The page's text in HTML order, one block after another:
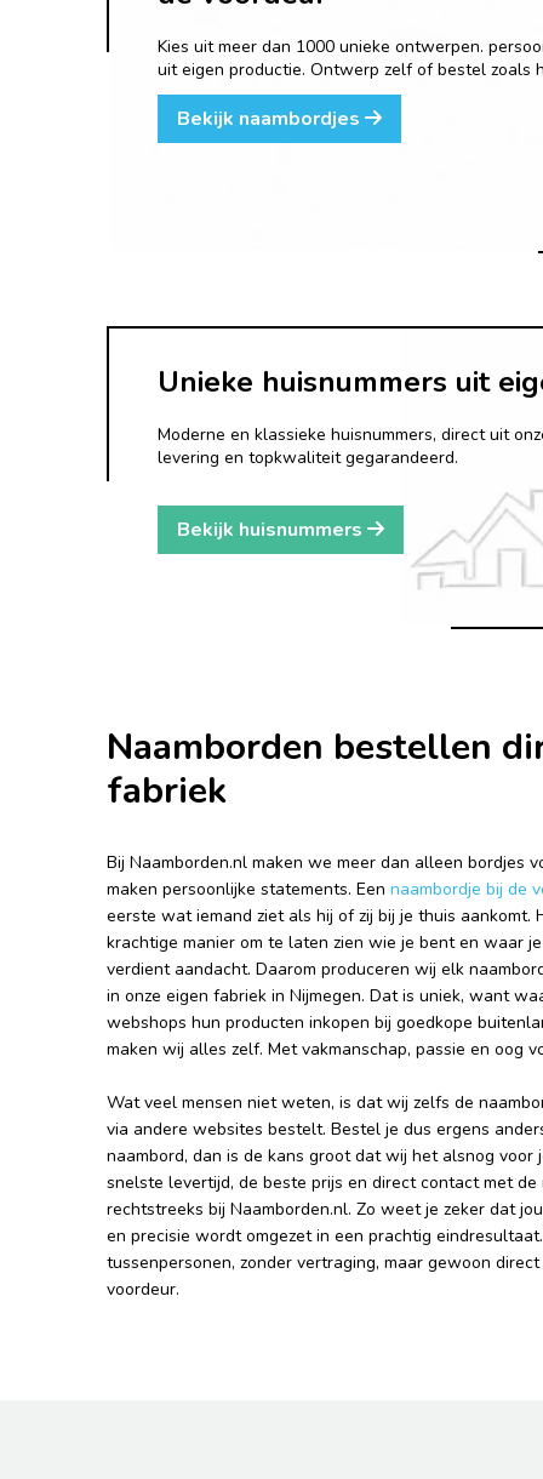
Kies uit meer dan 1000 unieke ontwerpen.
uit eigen productie. Ontwerp zelf of bestel zoals
Bekijk naambordjes
Unieke huisnummers uit
Moderne en klassieke huisnummers, direct uit
levering en topkwaliteit gegarandeerd.
Bekijk huisnummers
Naamborden bestellen
fabriek
Bij Naamborden.nl maken we meer dan alleen bordjes
maken persoonlijke statements. Een naambordje bij de
eerste wat iemand ziet als hij of zij bij je thuis aankomt.
krachtige manier om te laten zien wie je bent en waar
verdient aandacht. Daarom produceren wij elk
in onze eigen fabriek in Nijmegen. Dat is uniek, want
webshops hun producten inkopen bij goedkope
maken wij alles zelf. Met vakmanschap, passie en oog
Wat veel mensen niet weten, is dat wij zelfs de
via andere websites bestelt. Bestel je dus ergens
naambord, dan is de kans groot dat wij het alsnog voor
snelste levertijd, de beste prijs en direct contact met de
rechtstreeks bij Naamborden.nl. Zo weet je zeker dat
en precisie wordt omgezet in een prachtig
tussenpersonen, zonder vertraging, maar gewoon
voordeur.